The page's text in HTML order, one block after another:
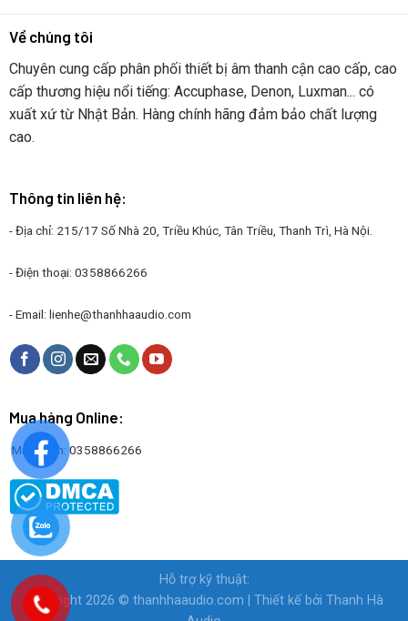
Về chúng tôi
Chuyên cung cấp phân phối thiết bị âm thanh cận cao cấp, cao
cấp thương hiệu nổi tiếng: Accuphase, Denon, Luxman... có
xuất xứ từ Nhật Bản. Hàng chính hãng đảm bảo chất lượng
cao.
Thông tin liên hệ:
- Địa chỉ: 215/17 Số Nhà 20, Triều Khúc, Tân Triều, Thanh Trì, Hà Nội.
- Điện thoại: 0358866266
- Email: lienhe@thanhhaaudio.com
Mua hàng Online:
Mr. Thanh: 0358866266
Hỗ trợ kỹ thuật:
Copyright 2026 © thanhhaaudio.com | Thiết kế bởi Thanh Hà